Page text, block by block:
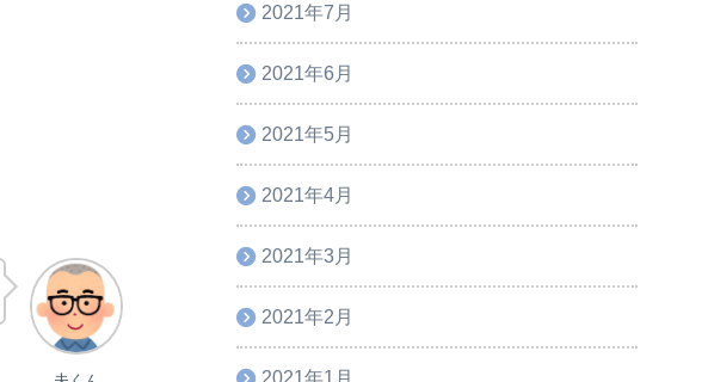
2021年7月
2021年6月
2021年5月
2021年4月
2021年3月
2021年2月